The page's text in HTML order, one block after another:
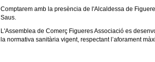
Comptarem amb la presència de l'Alcaldessa de
Saus.
L'Assemblea de Comerç Figueres Associació es
la normativa sanitària vigent, respectant l’aforament